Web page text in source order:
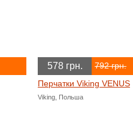
578 грн. 792 грн.
Перчатки Viking VENUS
Viking, Польша